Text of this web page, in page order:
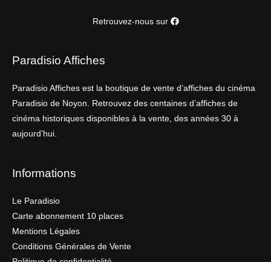
Retrouvez-nous sur
Paradisio Affiches
Paradisio Affiches est la boutique de vente d’affiches du cinéma
Paradisio de Noyon. Retrouvez des centaines d’affiches de
cinéma historiques disponibles à la vente, des années 30 à
aujourd’hui.
Informations
Le Paradisio
Carte abonnement 10 places
Mentions Légales
Conditions Générales de Vente